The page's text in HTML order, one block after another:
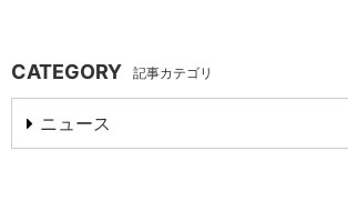
CATEGORY 記事カテゴリ
ニュース